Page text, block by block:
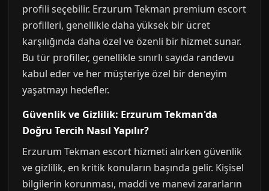
profili seçebilir. Erzurum Tekman premium escort
profilleri, genellikle daha yüksek bir ücret
karşılığında daha özel ve özenli bir hizmet sunar.
Bu tür profiller, genellikle sınırlı sayıda randevu
kabul eder ve her müşteriye özel bir deneyim
yaşatmayı hedefler.
Güvenlik ve Gizlilik: Erzurum Tekman'da
Doğru Tercih Nasıl Yapılır?
Erzurum Tekman escort hizmeti alırken güvenlik
ve gizlilik, en kritik konuların başında gelir. Kişisel
bilgilerin korunması, maddi ve manevi zararların